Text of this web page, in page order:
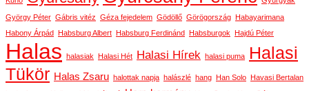
György Péter Gábris vitéz Géza fejedelem Gödöllő Görögország Habayarimana
Habony Árpád Habsburg Albert Habsburg Ferdinánd Habsburgok Hajdú Péter
Halas halasiak Halasi Hét Halasi Hírek halasi puma
Halasi
Tükör Halas Zsaru halottak napja halászlé hang Han Solo Havasi Bertalan